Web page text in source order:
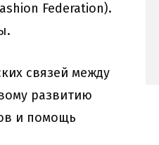
Federation).
связей между
развитию
и помощь